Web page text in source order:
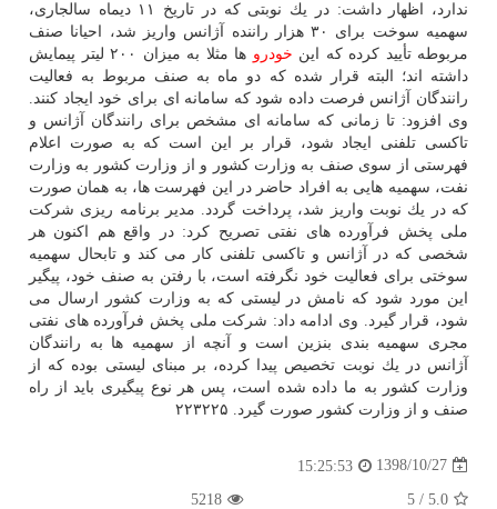
ندارد، اظهار داشت: در یك نوبتی كه در تاریخ ۱۱ دیماه سالجاری،
سهمیه سوخت برای ۳۰ هزار راننده آژانس واریز شد، احیانا صنف
مربوطه تأیید كرده كه این خودرو
ها مثلا به میزان ۲۰۰ لیتر پیمایش
داشته اند؛ البته قرار شده كه دو ماه به صنف مربوط به فعالیت
رانندگان آژانس فرصت داده شود كه سامانه ای برای خود ایجاد كنند.
وی افزود: تا زمانی كه سامانه ای مشخص برای رانندگان آژانس و
تاكسی تلفنی ایجاد شود، قرار بر این است كه به صورت اعلام
فهرستی از سوی صنف به وزارت كشور و از وزارت كشور به وزارت
نفت، سهمیه هایی به افراد حاضر در این فهرست ها، به همان صورت
كه در یك نوبت واریز شد، پرداخت گردد. مدیر برنامه ریزی شركت
ملی پخش فرآورده های نفتی تصریح كرد: در واقع هم اكنون هر
شخصی كه در آژانس و تاكسی تلفنی كار می كند و تابحال سهمیه
سوختی برای فعالیت خود نگرفته است، با رفتن به صنف خود، پیگیر
این مورد شود كه نامش در لیستی كه به وزارت كشور ارسال می
شود، قرار گیرد. وی ادامه داد: شركت ملی پخش فرآورده های نفتی
مجری سهمیه بندی بنزین است و آنچه از سهمیه ها به رانندگان
آژانس در یك نوبت تخصیص پیدا كرده، بر مبنای لیستی بوده كه از
وزارت كشور به ما داده شده است، پس هر نوع پیگیری باید از راه
صنف و از وزارت كشور صورت گیرد. ۲۲۳۲۲۵
1398/10/27
15:25:53
5.0
/
5
5218